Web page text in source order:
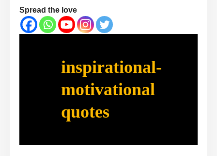
Spread the love
inspirational-
motivational
quotes